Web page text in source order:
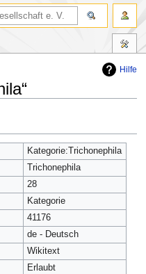
Hilfe
Kategorie:Trichonephila
Trichonephila
28
Kategorie
41176
de - Deutsch
Wikitext
Erlaubt